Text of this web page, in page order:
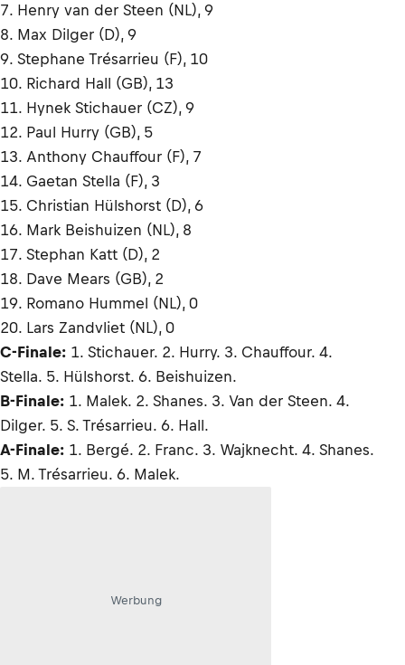
7. Henry van der Steen (NL), 9
8. Max Dilger (D), 9
9. Stephane Trésarrieu (F), 10
10. Richard Hall (GB), 13
11. Hynek Stichauer (CZ), 9
12. Paul Hurry (GB), 5
13. Anthony Chauffour (F), 7
14. Gaetan Stella (F), 3
15. Christian Hülshorst (D), 6
16. Mark Beishuizen (NL), 8
17. Stephan Katt (D), 2
18. Dave Mears (GB), 2
19. Romano Hummel (NL), 0
20. Lars Zandvliet (NL), 0
C-Finale: 1. Stichauer. 2. Hurry. 3. Chauffour. 4.
Stella. 5. Hülshorst. 6. Beishuizen.
B-Finale: 1. Malek. 2. Shanes. 3. Van der Steen. 4.
Dilger. 5. S. Trésarrieu. 6. Hall.
A-Finale: 1. Bergé. 2. Franc. 3. Wajknecht. 4. Shanes.
5. M. Trésarrieu. 6. Malek.
Werbung